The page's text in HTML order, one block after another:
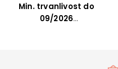
Min. trvanlivost do
09/2026